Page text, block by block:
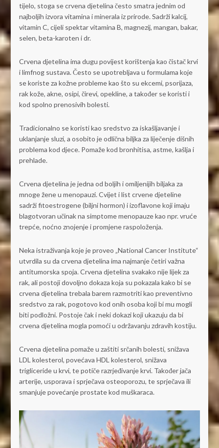
tijelo, stoga se crvena djetelina često smatra jednim od
najboljih izvora vitamina i minerala iz prirode. Sadrži kalcij,
vitamin C, cijeli spektar vitamina B, magnezij, mangan, bakar,
selen, beta-karoten i dr.
Crvena djetelina ima dugu povijest korištenja kao čistač krvi
i limfnog sustava. Često se upotrebljava u formulama koje
se koriste za kožne probleme kao što su ekcemi, psorijaza,
rak kože, akne, osipi, čirevi, opekline, a također se koristi i
kod spolno prenosivih bolesti.
Tradicionalno se koristi kao sredstvo za iskašljavanje i
uklanjanje sluzi, a osobito je odlična biljka za liječenje dišnih
problema kod djece. Pomaže kod bronhitisa, astme, kašlja i
prehlade.
Crvena djetelina je jedna od boljih i omiljenijih biljaka za
mnoge žene u menopauzi. Cvijet i list crvene djeteline
sadrži fitoestrogene (biljni hormon) i izoflavone koji imaju
blagotvoran učinak na simptome menopauze kao npr. vruće
trepće, noćno znojenje i promjene raspoloženja.
Neka istraživanja koje je proveo „National Cancer Institute“
utvrdila su da crvena djetelina ima najmanje četiri važna
antitumorska spoja. Crvena djetelina svakako nije lijek za
rak, ali postoji dovoljno dokaza koja su pokazala kako bi se
crvena djetelina trebala barem razmotriti kao preventivno
sredstvo za rak, pogotovo kod onih osoba koji bi mu mogli
biti podložni. Postoje čak i neki dokazi koji ukazuju da bi
crvena djetelina mogla pomoći u održavanju zdravih kostiju.
Crvena djetelina pomaže u zaštiti srčanih bolesti, snižava
LDL kolesterol, povećava HDL kolesterol, snižava
trigliceride u krvi, te potiče razrjeđivanje krvi. Također jača
arterije, usporava i sprječava osteoporozu, te sprječava ili
smanjuje povećanje prostate kod muškaraca.